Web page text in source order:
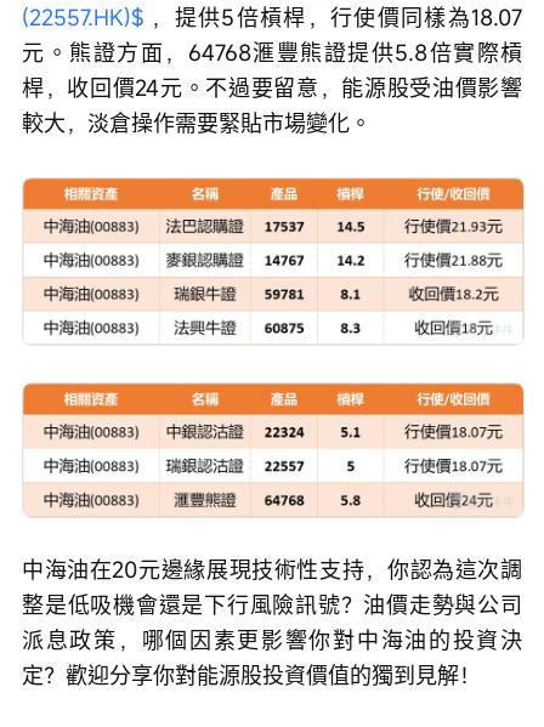
(22557.HK)$ ，提供5倍槓桿，行使價同樣為18.07
元。熊證方面，64768滙豐熊證提供5.8倍實際槓
桿，收回價24元。不過要留意，能源股受油價影響
較大，淡倉操作需要緊貼市場變化。
中海油在20元邊緣展現技術性支持，你認為這次調
整是低吸機會還是下行風險訊號？油價走勢與公司
派息政策，哪個因素更影響你對中海油的投資決
定？歡迎分享你對能源股投資價值的獨到見解！